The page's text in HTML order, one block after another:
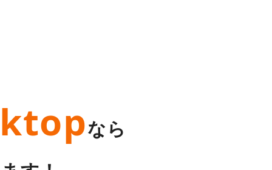
なら